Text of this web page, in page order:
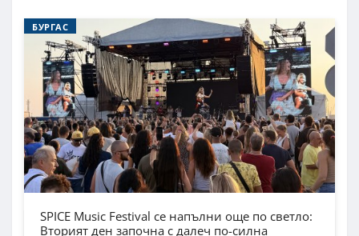
БУРГАС
SPICE Music Festival се напълни още по светло:
Вторият ден започна с далеч по-силна